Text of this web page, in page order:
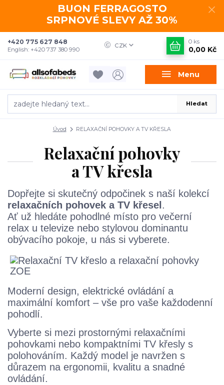
BUON FERRAGOSTO
SRPNOVÉ SLEVY AŽ 30%
Menu
CZK
Hledat
+420 775 627 848
English: +420 737 380 990
0 ks
0,00 Kč
Úvod RELAXAČNÍ POHOVKY A TV KŘESLA
Relaxační pohovky
a TV křesla
Dopřejte si skutečný odpočinek s naší kolekcí
relaxačních pohovek a TV křesel .
Ať už hledáte pohodlné místo pro večerní
relax u televize nebo stylovou dominantu
obývacího pokoje, u nás si vyberete.
Moderní design, elektrické ovládání a
maximální komfort – vše pro vaše každodenní
pohodlí.
Vyberte si mezi prostornými relaxačními
pohovkami nebo kompaktními TV křesly s
polohováním. Každý model je navržen s
důrazem na ergonomii, kvalitu a snadné
ovládání.